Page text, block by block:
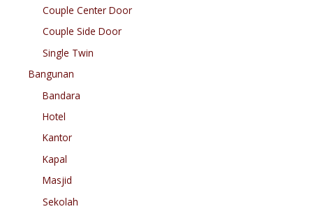
Couple Center Door
Couple Side Door
Single Twin
Bangunan
Bandara
Hotel
Kantor
Kapal
Masjid
Sekolah